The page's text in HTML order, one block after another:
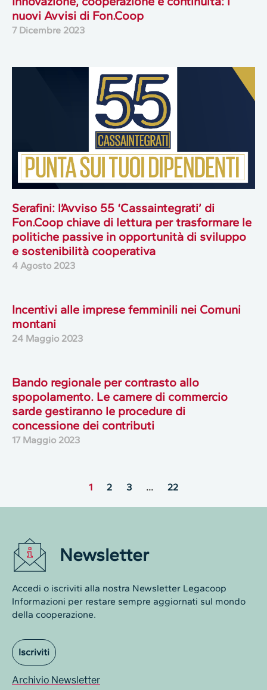
nuovi Avvisi di Fon.Coop
7 Dicembre 2023
Serafini: l’Avviso 55 ‘Cassaintegrati’ di
Fon.Coop chiave di lettura per trasformare le
politiche passive in opportunità di sviluppo
e sostenibilità cooperativa
4 Agosto 2023
Incentivi alle imprese femminili nei Comuni
montani
24 Maggio 2023
Bando regionale per contrasto allo
spopolamento. Le camere di commercio
sarde gestiranno le procedure di
concessione dei contributi
17 Maggio 2023
1 2 3 … 22
Newsletter
Accedi o iscriviti alla nostra Newsletter Legacoop
Informazioni per restare sempre aggiornati sul mondo
della cooperazione.
Iscriviti
Archivio Newsletter